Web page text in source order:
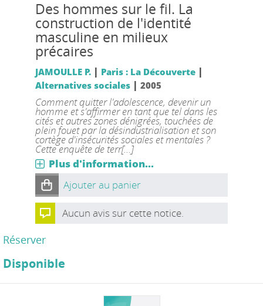
Des hommes sur le fil. La
construction de l'identité
masculine en milieux
précaires
JAMOULLE P. | Paris : La Découverte|
Alternatives sociales| 2005
Comment quitter l'adolescence, devenir un
homme et s'affirmer en tant que tel dans les
cités et autres zones dénigrées, touchées de
plein fouet par la désindustrialisation et son
cortège d'insécurités sociales et mentales ?
Cette enquête de terr[...]
Plus d'information...
Ajouter au panier
Aucun avis sur cette notice.
Réserver
Disponible